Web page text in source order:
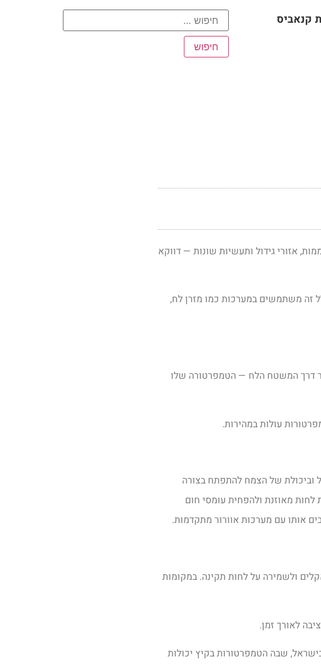
קנאביס
אזורי גידול ותעשיות שונות — דווקא
זה משתמשים במערכות כמו מזרן לח,
דרך המשטח הלח — הטמפרטורה שלו
עולות במהירות.
וביכולת של הצמח להתפתח בצורה
לחות מאוזנת ולהפחית עומסי חום
אותו עם מערכות אוורור מתקדמות.
ולשמירה על לחות תקינה. במקומות
לאורך זמן.
שבה הטמפרטורות בקיץ יכולות